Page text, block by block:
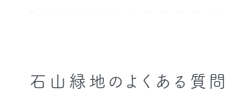
石山緑地のよくある質問